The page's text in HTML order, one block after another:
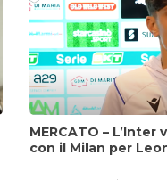
MERCATO –
con il Milan per